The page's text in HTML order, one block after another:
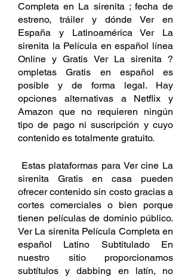
Completa en La sirenita ; fecha de
estreno, tráiler y dónde Ver en
España y Latinoamérica Ver La
sirenita la Película en español línea
Online y Gratis Ver La sirenita ?
ompletas Gratis en español es
posible y de forma legal. Hay
opciones alternativas a Netflix y
Amazon que no requieren ningún
tipo de pago ni suscripción y cuyo
contenido es totalmente gratuito.
sirenita Gratis en casa pueden
ofrecer contenido sin costo gracias a
cortes comerciales o bien porque
tienen películas de dominio público.
Ver La sirenita Película Completa en
español Latino Subtitulado En
nuestro sitio proporcionamos
subtítulos y dabbing en latín, no